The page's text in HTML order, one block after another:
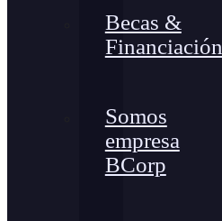
Becas &
Financiación
Somos
empresa
BCorp